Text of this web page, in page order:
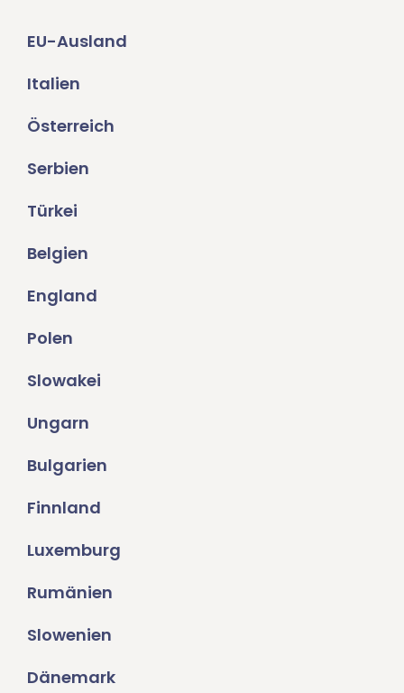
EU-Ausland
Italien
Österreich
Serbien
Türkei
Belgien
England
Polen
Slowakei
Ungarn
Bulgarien
Finnland
Luxemburg
Rumänien
Slowenien
Dänemark